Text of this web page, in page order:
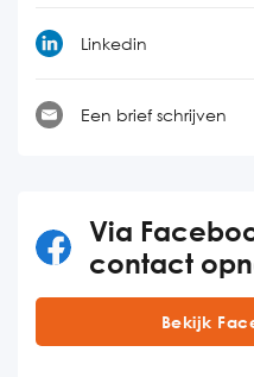
Linkedin
Een brief schrijven
Via
contact
Bekijk